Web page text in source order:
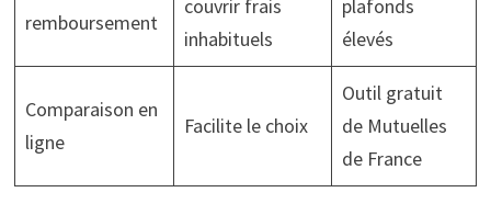
remboursement
couvrir frais
inhabituels
plafonds
élevés
Comparaison en
ligne
Facilite le choix
Outil gratuit
de Mutuelles
de France